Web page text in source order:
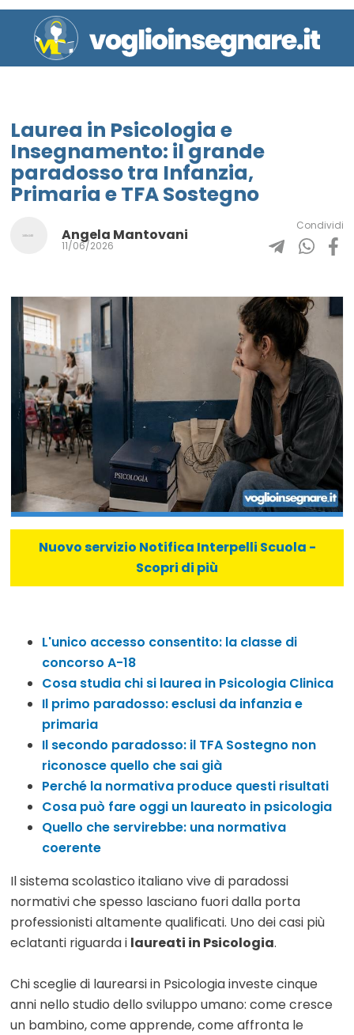
Laurea in Psicologia e
Insegnamento: il grande
paradosso tra Infanzia,
Primaria e TFA Sostegno
Angela Mantovani
11/06/2026
Condividi
Nuovo servizio Notifica Interpelli Scuola -
Scopri di più
L'unico accesso consentito: la classe di
concorso A-18
Cosa studia chi si laurea in Psicologia Clinica
Il primo paradosso: esclusi da infanzia e
primaria
Il secondo paradosso: il TFA Sostegno non
riconosce quello che sai già
Perché la normativa produce questi risultati
Cosa può fare oggi un laureato in psicologia
Quello che servirebbe: una normativa
coerente
Il sistema scolastico italiano vive di paradossi
normativi che spesso lasciano fuori dalla porta
professionisti altamente qualificati. Uno dei casi più
eclatanti riguarda i laureati in Psicologia.
Chi sceglie di laurearsi in Psicologia investe cinque
anni nello studio dello sviluppo umano: come cresce
un bambino, come apprende, come affronta le